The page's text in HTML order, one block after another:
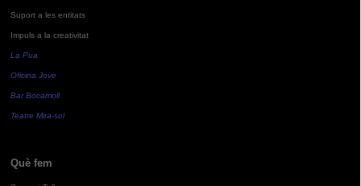
Suport a les entitats
Impuls a la creativitat
La Pua
Oficina Jove
Bar Bocamoll
Teatre Mira-sol
Què fem